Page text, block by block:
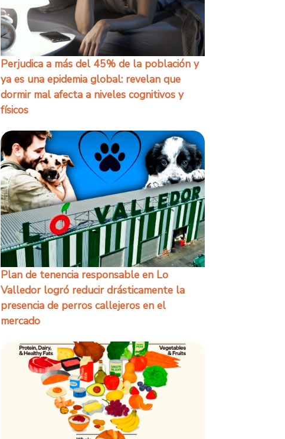
Perjudica a más del 45% de la población y
ya es una epidemia global: revelan que
dormir mal afecta a niveles cognitivos y
físicos
Plan de tenencia responsable en Lo
Valledor logró reducir drásticamente la
presencia de perros callejeros en el
mercado